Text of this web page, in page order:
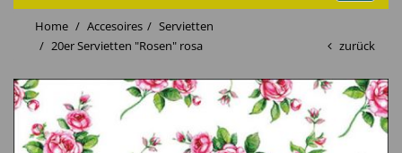
Home
Accesoires
Servietten
20er Servietten "Rosen" rosa
zurück